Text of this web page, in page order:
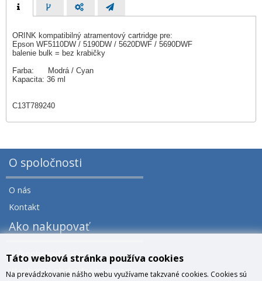
ORINK kompatibilný atramentový cartridge pre:
Epson WF5110DW / 5190DW / 5620DWF / 5690DWF
balenie bulk = bez krabičky
Farba: Modrá / Cyan
Kapacita: 36 ml
C13T789240
O spoločnosti
O nás
Kontakt
Ako nakupovať
Veľkoobchod a zľavy
Všeobecné obchodné podmienky
Táto webová stránka používa cookies
Na prevádzkovanie nášho webu využívame takzvané cookies. Cookies sú